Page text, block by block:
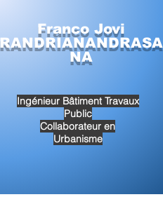
Franco Jovi
RANDRIANANDRASA
NA
Ingénieur Bâtiment Travaux
Public
Collaborateur en
Urbanisme